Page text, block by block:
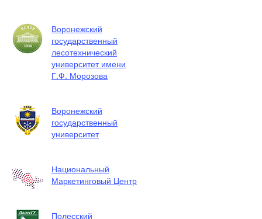
Воронежский
государственный
лесотехнический
университет имени
Г.Ф. Морозова
Воронежский
государственный
университет
Национальный
Маркетинговый Центр
Полесский